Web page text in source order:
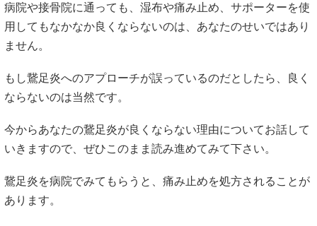
病院や接骨院に通っても、湿布や痛み止め、サポーターを使
用してもなかなか良くならないのは、あなたのせいではあり
ません。
もし鵞足炎へのアプローチが誤っているのだとしたら、良く
ならないのは当然です。
今からあなたの鵞足炎が良くならない理由についてお話して
いきますので、ぜひこのまま読み進めてみて下さい。
鵞足炎を病院でみてもらうと、痛み止めを処方されることが
あります。